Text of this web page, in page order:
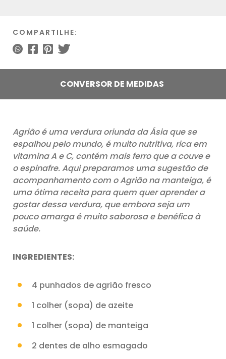
COMPARTILHE:
CONVERSOR DE MEDIDAS
Agrião é uma verdura oriunda da Ásia que se
espalhou pelo mundo, é muito nutritiva, rica em
vitamina A e C, contém mais ferro que a couve e
o espinafre. Aqui preparamos uma sugestão de
acompanhamento com o Agrião na manteiga, é
uma ótima receita para quem quer aprender a
gostar dessa verdura, que embora seja um
pouco amarga é muito saborosa e benéfica à
saúde.
INGREDIENTES:
4 punhados de agrião fresco
1 colher (sopa) de azeite
1 colher (sopa) de manteiga
2 dentes de alho esmagado